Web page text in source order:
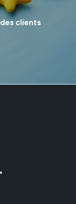
clients